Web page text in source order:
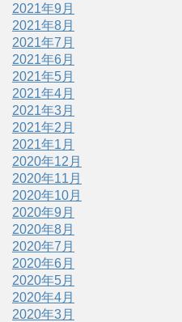
2021年9月
2021年8月
2021年7月
2021年6月
2021年5月
2021年4月
2021年3月
2021年2月
2021年1月
2020年12月
2020年11月
2020年10月
2020年9月
2020年8月
2020年7月
2020年6月
2020年5月
2020年4月
2020年3月